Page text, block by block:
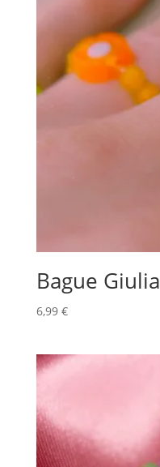
Bague Giulia
6,99 €